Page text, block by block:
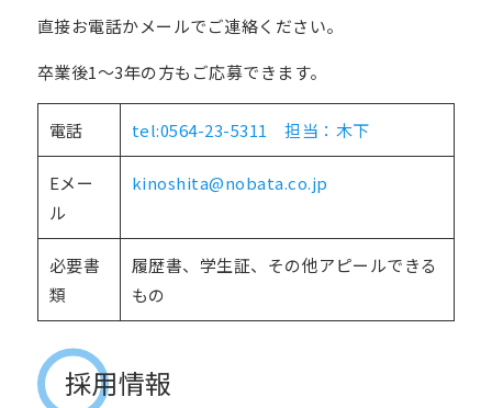
直接お電話かメールでご連絡ください。
卒業後1～3年の方もご応募できます。
電話 tel:0564-23-5311 担当：木下
Eメー
ル
kinoshita@nobata.co.jp
必要書
類
履歴書、学生証、その他アピールできる
もの
採用情報